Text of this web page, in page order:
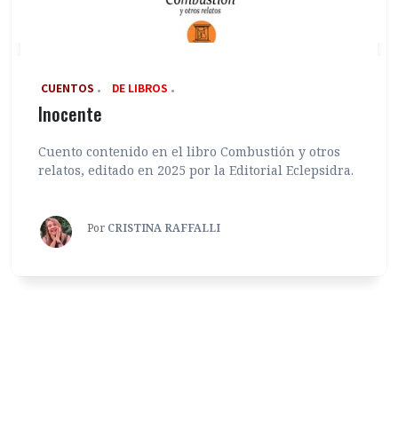
‎ CUENTOS DE LIBROS
Inocente
Cuento contenido en el libro Combustión y otros
relatos, editado en 2025 por la Editorial Eclepsidra.
Por CRISTINA RAFFALLI